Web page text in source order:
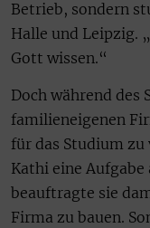
Betrieb, sondern
Halle und Leipzig.
Gott wissen.“
Doch während des
familieneigenen
für das Studium
Kathi eine
beauftragte sie
Firma zu bauen.